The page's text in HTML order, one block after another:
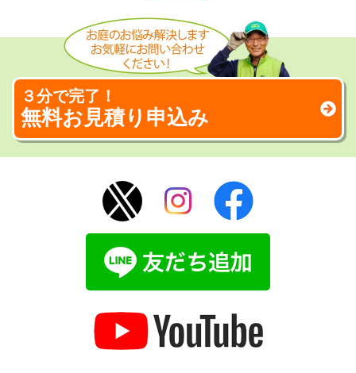
３分で完了！
無料お見積り申込み